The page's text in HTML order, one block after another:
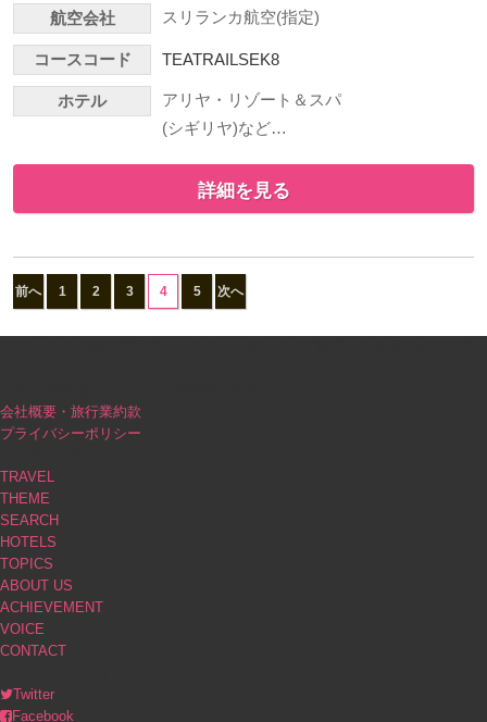
航空会社 スリランカ航空(指定)
コースコード TEATRAILSEK8
ホテル
アリヤ・リゾート＆スパ
(シギリヤ)など…
詳細を見る
前へ 1 2 3 4 5 次へ
会社概要・旅行業約款
プライバシーポリシー
TRAVEL
THEME
SEARCH
HOTELS
TOPICS
ABOUT US
ACHIEVEMENT
VOICE
CONTACT
Twitter
Facebook